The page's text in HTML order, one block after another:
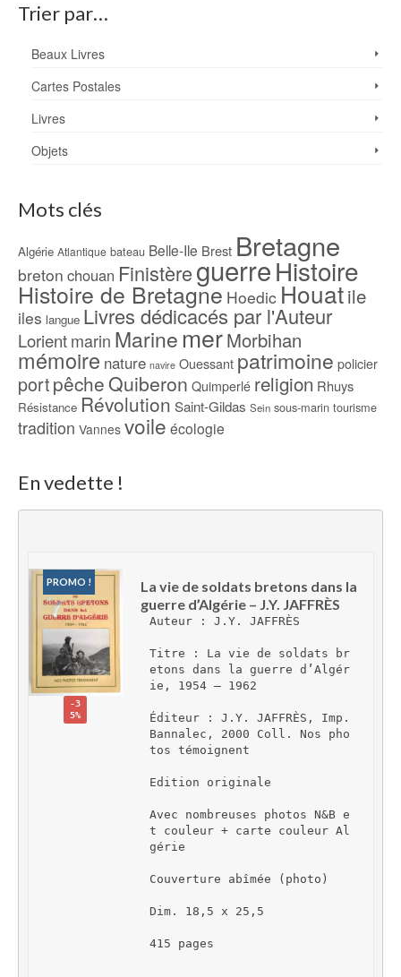
Trier par…
Beaux Livres
Cartes Postales
Livres
Objets
Mots clés
Algérie Atlantique bateau Belle-Ile Brest Bretagne
breton chouan FinistèreguerreHistoire
Histoire de Bretagne Hoedic Houatile
iles langue Livres dédicacés par l'Auteur
Lorientmarin Marine merMorbihan
mémoire nature navire Ouessant patrimoine policier
portpêcheQuiberon Quimperlé religion Rhuys
Résistance Révolution Saint-Gildas Sein sous-marin tourisme
tradition Vannes voile écologie
En vedette !
PROMO !
-3
5%
La vie de soldats bretons dans la
guerre d’Algérie – J.Y. JAFFRÈS
Auteur : J.Y. JAFFRÈS
Titre : La vie de soldats br
etons dans la guerre d’Algér
ie, 1954 – 1962
Éditeur : J.Y. JAFFRÈS, Imp.
Bannalec, 2000 Coll. Nos pho
tos témoignent
Edition originale
Avec nombreuses photos N&B e
t couleur + carte couleur Al
gérie
Couverture abîmée (photo)
Dim. 18,5 x 25,5
415 pages